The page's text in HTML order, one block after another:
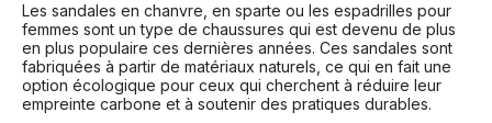
Les sandales en chanvre, en sparte ou les espadrilles pour
femmes sont un type de chaussures qui est devenu de plus
en plus populaire ces dernières années. Ces sandales sont
fabriquées à partir de matériaux naturels, ce qui en fait une
option écologique pour ceux qui cherchent à réduire leur
empreinte carbone et à soutenir des pratiques durables.